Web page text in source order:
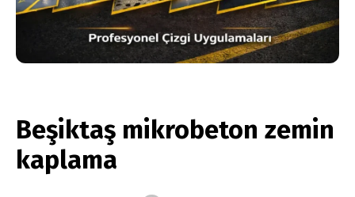
Beşiktaş mikrobeton zemin
kaplama